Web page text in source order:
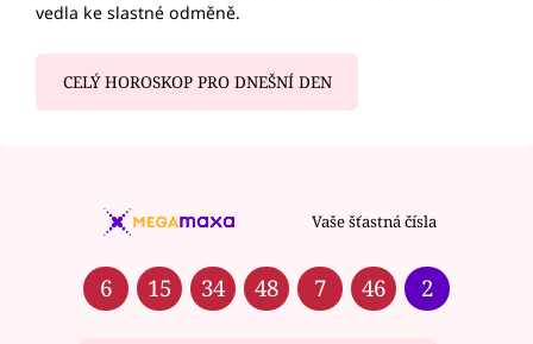
vedla ke slastné odměně.
CELÝ HOROSKOP PRO DNEŠNÍ DEN
Vaše šťastná čísla
6 15 34 48 7 46 2